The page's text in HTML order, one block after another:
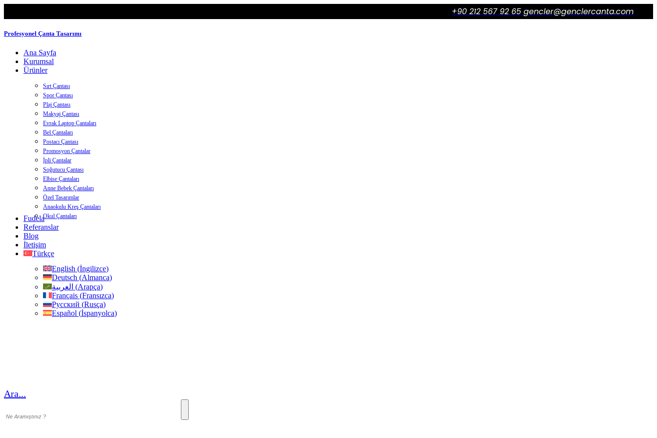
+90 212 567 92 65 gencler@genclercanta.com
Profesyonel Çanta Tasarımı
Ana Sayfa
Kurumsal
Ürünler
Sırt Çantası
Spor Çantası
Plaj Çantası
Makyaj Çantası
Evrak Laptop Çantaları
Bel Çantaları
Postacı Çantası
Promosyon Çantalar
İpli Çantalar
Soğutucu Çantası
Elbise Çantaları
Anne Bebek Çantaları
Özel Tasarımlar
Anaokulu Kreş Çantaları
Okul Çantaları
Fudela
Referanslar
Blog
İletişim
Türkçe
English (İngilizce)
Deutsch (Almanca)
العربية (Arapça)
Français (Fransızca)
Русский (Rusça)
Español (İspanyolca)
Ara...